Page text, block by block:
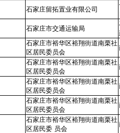
石家庄留拓置业有限公司
石家庄市交通运输局
石家庄市裕华区裕翔街道南栗社
区居民委员会
石家庄市裕华区裕翔街道南栗社
区居民委员会
石家庄市裕华区裕翔街道南栗社
区居民委员会
石家庄市裕华区裕翔街道南栗社
区居民委员会
石家庄市裕华区裕翔街道南栗社
区居民委 员会